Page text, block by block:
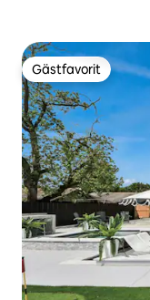
Gästfavorit
Gästfavorit